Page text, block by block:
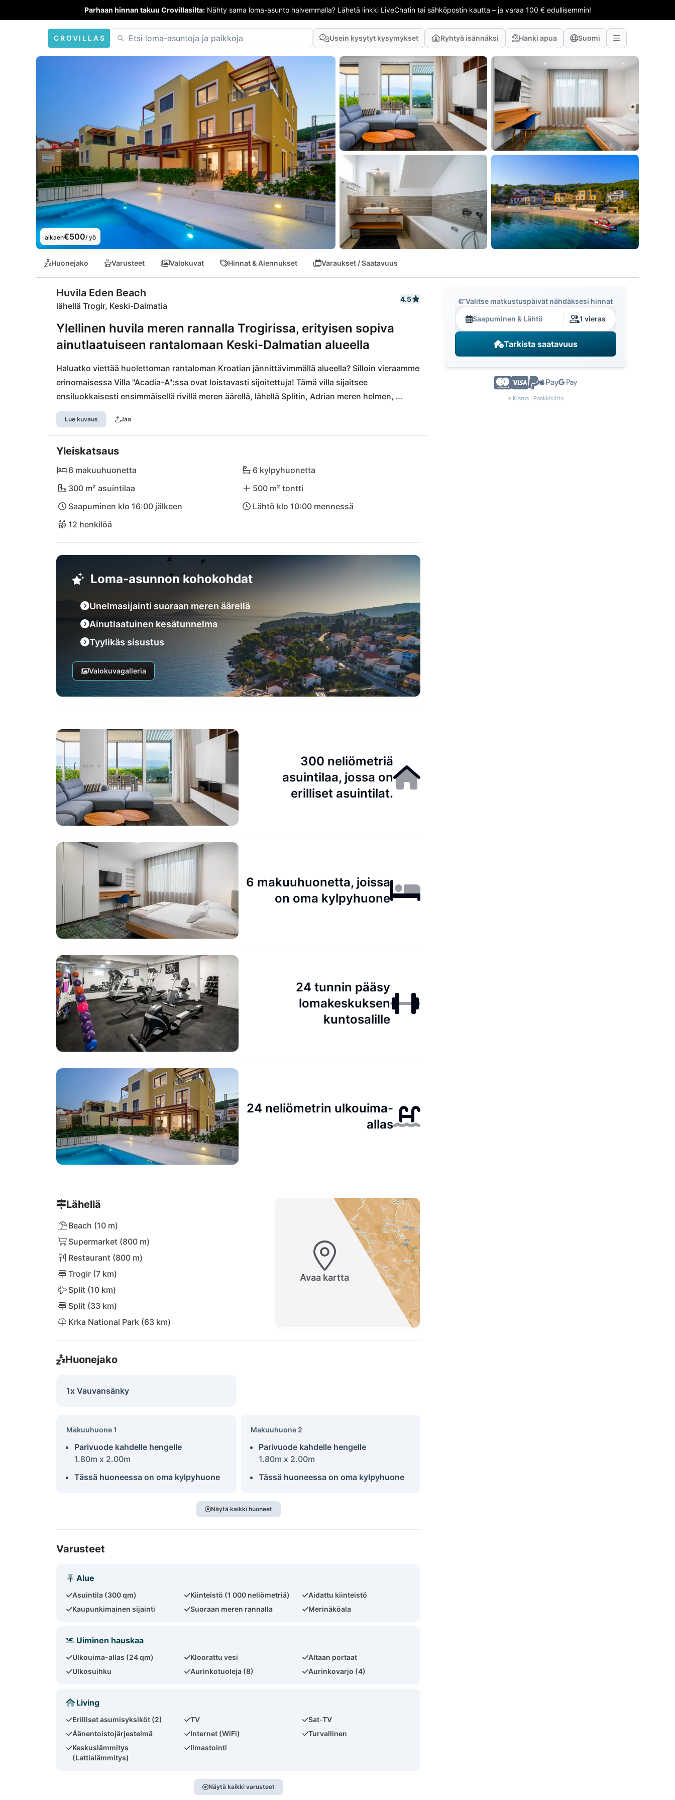
Parhaan hinnan takuu Crovillasilta: Nähty sama loma-asunto halvemmalla? Lähetä linkki LiveChatin tai sähköpostin kautta – ja varaa 100 € edullisemmin!
CROVILLAS Usein kysytyt kysymykset Ryhtyä isännäksi Hanki apua Suomi
alkaen€500/ yö
Huonejako Varusteet Valokuvat Hinnat & Alennukset Varaukset / Saatavuus
Huvila Eden Beach
lähellä Trogir, Keski-Dalmatia
4.5
Ylellinen huvila meren rannalla Trogirissa, erityisen sopiva
ainutlaatuiseen rantalomaan Keski-Dalmatian alueella
Haluatko viettää huolettoman rantaloman Kroatian jännittävimmällä alueella? Silloin vieraamme
erinomaisessa Villa "Acadia-A":ssa ovat loistavasti sijoitettuja! Tämä villa sijaitsee
ensiluokkaisesti ensimmäisellä rivillä meren äärellä, lähellä Splitin, Adrian meren helmen,
etäisyyttä ja tarjoaa kaiken, mitä vuoden kauneimmilta päiviltä voi odottaa: valtavaa viihdettä
itse villassa, tilava ja moderni asuintila, jolta on pääsy rannalle ja kaikki tämä Splitin
houkuttelevalla alueella, joka on täynnä historiaa, yöelämää ja Adrian merensyvyyksiä!
UNESCO:n maailmanperintökaupungit Trogir 7 km ja Split 25 km etäisyydellä ovat käden
ulottuvilla! Lähin lentokenttä on saavutettavissa myös vain 10 minuutissa autolla.
Lue kuvaus Jaa
Yleiskatsaus
6 makuuhuonetta
6 kylpyhuonetta
300 m² asuintilaa
500 m² tontti
Saapuminen klo 16:00 jälkeen
Lähtö klo 10:00 mennessä
12 henkilöä
Loma-asunnon kohokohdat
Unelmasijainti suoraan meren äärellä
Ainutlaatuinen kesätunnelma
Tyylikäs sisustus
Valokuvagalleria
300 neliömetriä
asuintilaa, jossa on
erilliset asuintilat.
6 makuuhuonetta, joissa
on oma kylpyhuone
24 tunnin pääsy
lomakeskuksen
kuntosalille
24 neliömetrin ulkouima-
allas
Lähellä
Beach (10 m)
Supermarket (800 m)
Restaurant (800 m)
Trogir (7 km)
Split (10 km)
Split (33 km)
Krka National Park (63 km)
Avaa kartta
Huonejako
1x Vauvansänky
Makuuhuone 1
Parivuode kahdelle hengelle
1.80m x 2.00m
Tässä huoneessa on oma kylpyhuone
Makuuhuone 2
Parivuode kahdelle hengelle
1.80m x 2.00m
Tässä huoneessa on oma kylpyhuone
Näytä kaikki huoneet
Varusteet
Alue
Asuintila (300 qm) Kiinteistö (1 000 neliömetriä)
Aidattu kiinteistö
Kaupunkimainen sijainti
Suoraan meren rannalla Merinäköala
Uiminen hauskaa
Ulkouima-allas (24 qm) Kloorattu vesi
Altaan portaat
Ulkosuihku
Aurinkotuoleja (8) Aurinkovarjo (4)
Living
Erilliset asumisyksiköt (2) TV
Sat-TV
Äänentoistojärjestelmä
Internet (WiFi)
Turvallinen
Keskuslämmitys
(Lattialämmitys)
Ilmastointi
Näytä kaikki varusteet
Valitse matkustuspäivät nähdäksesi hinnat
Saapuminen & Lähtö 1 vieras
Tarkista saatavuus
+ Klarna · Pankkisiirto